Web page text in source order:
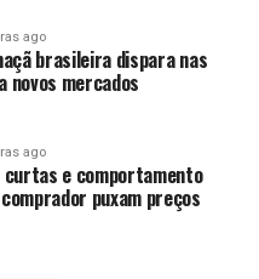
ago
brasileira dispara nas
novos mercados
ago
curtas e comportamento
puxam preços